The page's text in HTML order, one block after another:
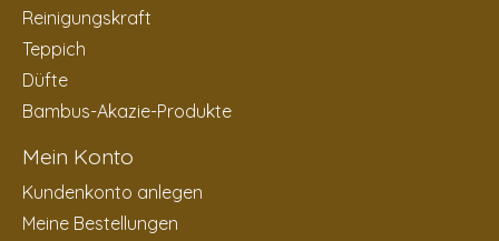
Reinigungskraft
Teppich
Düfte
Bambus-Akazie-Produkte
Mein Konto
Kundenkonto anlegen
Meine Bestellungen